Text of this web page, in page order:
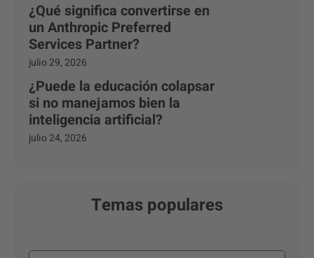
¿Qué significa convertirse en
un Anthropic Preferred
Services Partner?
julio 29, 2026
¿Puede la educación colapsar
si no manejamos bien la
inteligencia artificial?
julio 24, 2026
Temas populares